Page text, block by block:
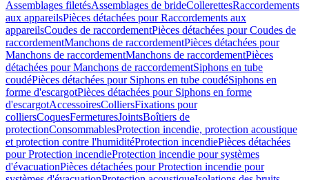
Assemblages filetésAssemblages de brideCollerettesRaccordements
aux appareilsPièces détachées pour Raccordements aux
appareilsCoudes de raccordementPièces détachées pour Coudes de
raccordementManchons de raccordementPièces détachées pour
Manchons de raccordementManchons de raccordementPièces
détachées pour Manchons de raccordementSiphons en tube
coudéPièces détachées pour Siphons en tube coudéSiphons en
forme d'escargotPièces détachées pour Siphons en forme
d'escargotAccessoiresColliersFixations pour
colliersCoquesFermeturesJointsBoîtiers de
protectionConsommablesProtection incendie, protection acoustique
et protection contre l'humiditéProtection incendiePièces détachées
pour Protection incendieProtection incendie pour systèmes
d'évacuationPièces détachées pour Protection incendie pour